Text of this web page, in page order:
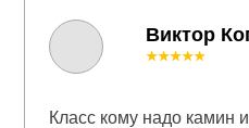
★★★★★
Класс кому надо камин
Виктор